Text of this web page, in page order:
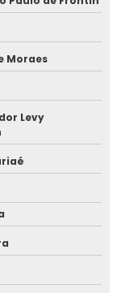
do sul
mg
pr
rs
dos pinhais
sc
Moraes
Levy